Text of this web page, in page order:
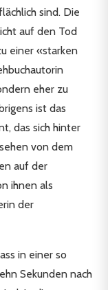
sind. Die
auf den Tod
einer «starken
eher zu
ist das
das sich hinter
von dem
auf der
ihnen als
der
in einer so
Sekunden nach